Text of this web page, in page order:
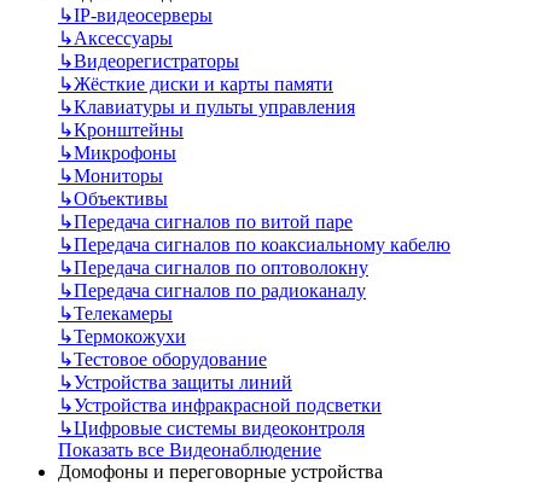
↳IP-видеосерверы
↳Аксессуары
↳Видеорегистраторы
↳Жёсткие диски и карты памяти
↳Клавиатуры и пульты управления
↳Кронштейны
↳Микрофоны
↳Мониторы
↳Объективы
↳Передача сигналов по витой паре
↳Передача сигналов по коаксиальному кабелю
↳Передача сигналов по оптоволокну
↳Передача сигналов по радиоканалу
↳Телекамеры
↳Термокожухи
↳Тестовое оборудование
↳Устройства защиты линий
↳Устройства инфракрасной подсветки
↳Цифровые системы видеоконтроля
Показать все Видеонаблюдение
Домофоны и переговорные устройства